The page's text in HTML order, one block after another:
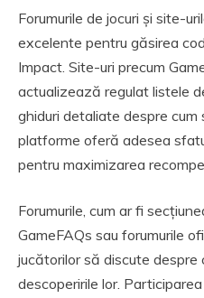
Forumurile de jocuri și site-
excelente pentru găsirea
Impact. Site-uri precum
actualizează regulat listele
ghiduri detaliate despre
platforme oferă adesea
pentru maximizarea
Forumurile, cum ar fi
GameFAQs sau forumurile
jucătorilor să discute
descoperirile lor.